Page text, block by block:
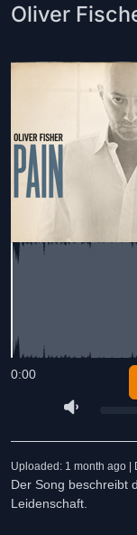
Oliver
0:00
Uploaded: 1 month ago |
Der Song beschreibt
Leidenschaft.